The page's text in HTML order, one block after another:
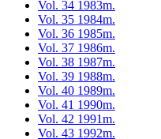
Vol. 34 1983m.
Vol. 35 1984m.
Vol. 36 1985m.
Vol. 37 1986m.
Vol. 38 1987m.
Vol. 39 1988m.
Vol. 40 1989m.
Vol. 41 1990m.
Vol. 42 1991m.
Vol. 43 1992m.